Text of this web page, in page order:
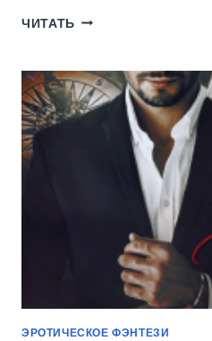
ЧИТАТЬ ЛЮБОВЬ
БРАКА
(КЕЙТ
РИНКА)
ЭРОТИЧЕСКОЕ ФЭНТЕЗИ